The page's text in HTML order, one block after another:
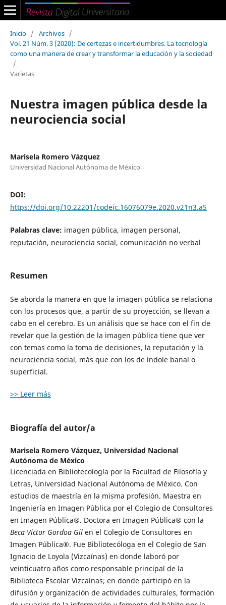
Inicio / Archivos /
Vol. 21 Núm. 3 (2020): De certezas e incertidumbres. La tecnología
como una manera de crear y transformar la educación y la sociedad
/
Varietas
Nuestra imagen pública desde la
neurociencia social
Marisela Romero Vázquez
Universidad Nacional Autónoma de México
DOI:
https://doi.org/10.22201/codeic.16076079e.2020.v21n3.a5
Palabras clave: imagen pública, imagen personal,
reputación, neurociencia social, comunicación no verbal
Resumen
Se aborda la manera en que la imagen pública se relaciona
con los procesos que, a partir de su proyección, se llevan a
cabo en el cerebro. Es un análisis que se hace con el fin de
revelar que la gestión de la imagen pública tiene que ver
con temas como la toma de decisiones, la reputación y la
neurociencia social, más que con los de índole banal o
superficial.
>> Leer más
Biografía del autor/a
Marisela Romero Vázquez, Universidad Nacional
Autónoma de México
Licenciada en Bibliotecología por la Facultad de Filosofía y
Letras, Universidad Nacional Autónoma de México. Con
estudios de maestría en la misma profesión. Maestra en
Ingeniería en Imagen Pública por el Colegio de Consultores
en Imagen Pública®. Doctora en Imagen Pública® con la
Beca Víctor Gordoa Gilen el Colegio de Consultores en
Imagen Pública®. Fue Bibliotecóloga en el Colegio de San
Ignacio de Loyola (Vizcaínas) en donde laboró por
veinticuatro años como responsable principal de la
Biblioteca Escolar Vizcaínas; en donde participó en la
difusión y organización de actividades culturales, formación